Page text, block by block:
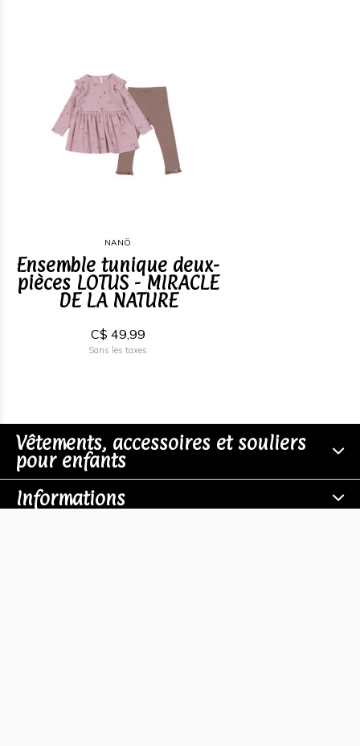
NANÖ
Ensemble tunique deux-
pièces LOTUS - MIRACLE
DE LA NATURE
C$ 49,99
Sans les taxes
Vêtements, accessoires et souliers
pour enfants
Informations